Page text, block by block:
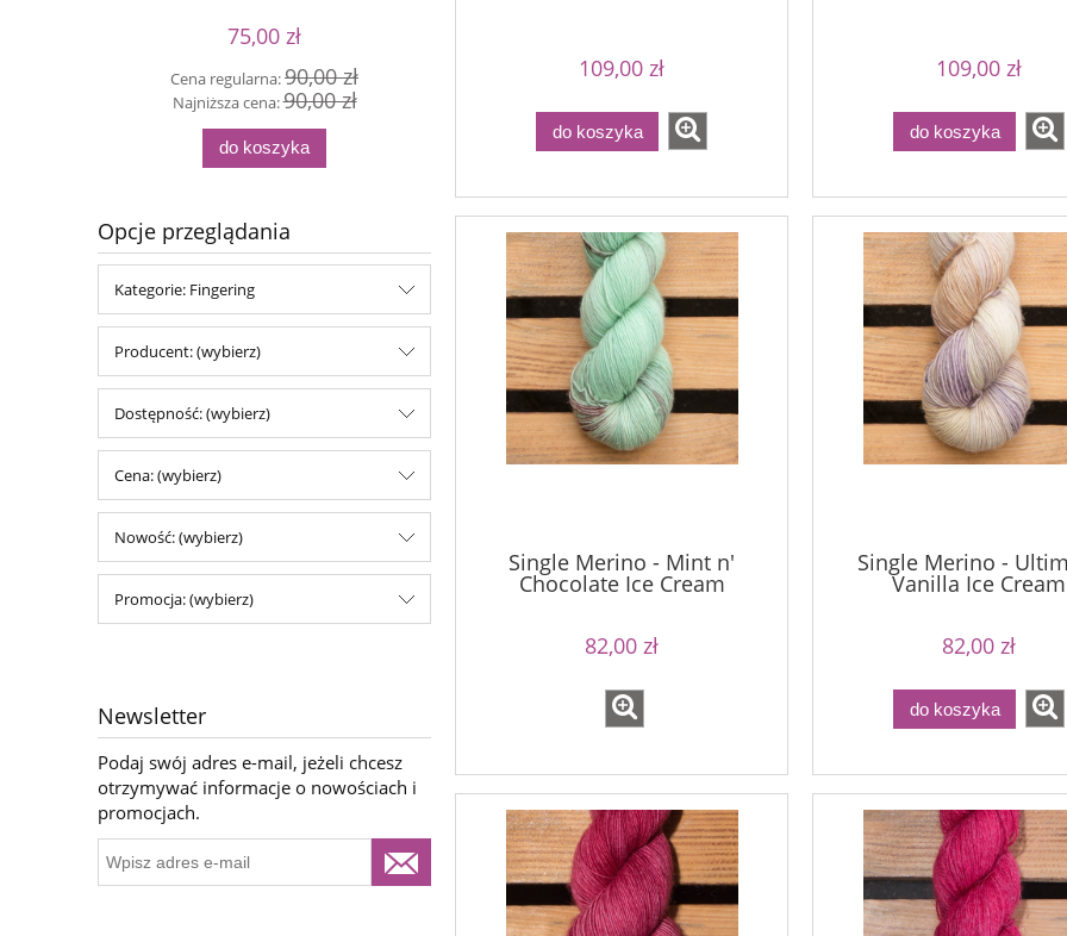
75,00 zł
Cena regularna:90,00 zł
Najniższa cena:90,00 zł
do koszyka
75,00 zł
Najniższa cena: 90,00 zł
75,00 zł
Najniższa cena: 90,00 zł
Opcje przeglądania
Kategorie: Fingering
Producent: (wybierz)
Dostępność: (wybierz)
Cena: (wybierz)
Nowość: (wybierz)
Promocja: (wybierz)
Newsletter
Podaj swój adres e-mail, jeżeli chcesz
otrzymywać informacje o nowościach i
promocjach.
109,00 zł
do koszyka
109,00 zł
do koszyka
Single Merino - Mint n'
Chocolate Ice Cream
82,00 zł
Single Merino -
Vanilla Ice Cream
82,00 zł
do koszyka